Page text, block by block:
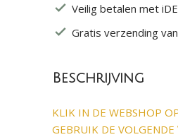
Veilig betalen met
Gratis verzending
Beschrijving
KLIK IN DE WEBSHOP
GEBRUIK DE VOLGENDE